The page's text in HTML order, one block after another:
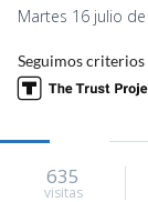
Martes 16 julio
Seguimos criterios
635
visitas